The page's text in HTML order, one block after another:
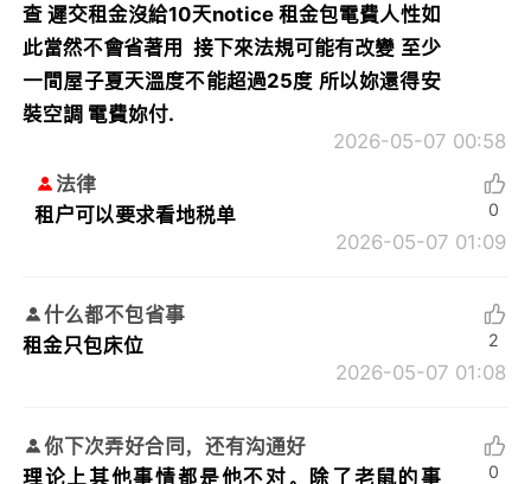
查 遲交租金沒給10天notice 租金包電費人性如
此當然不會省著用 接下來法規可能有改變 至少
一間屋子夏天溫度不能超過25度 所以妳還得安
裝空調 電費妳付.
2026-05-07 00:58
法律
租户可以要求看地税单
2026-05-07 01:09
0
什么都不包省事
租金只包床位
2026-05-07 01:08
2
你下次弄好合同，还有沟通好
理论上其他事情都是他不对。除了老鼠的事
0